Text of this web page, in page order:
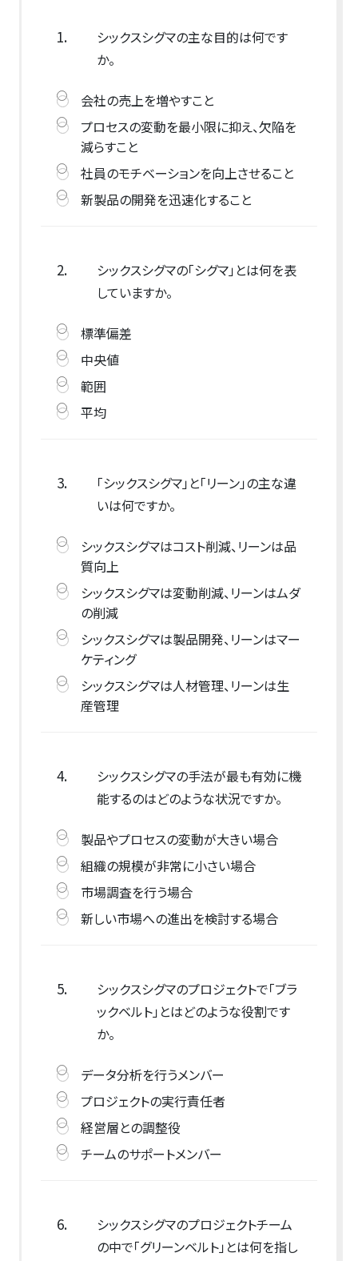
1.
シックスシグマの主な目的は何です
か。
会社の売上を増やすこと
プロセスの変動を最小限に抑え、欠陥を
減らすこと
社員のモチベーションを向上させること
新製品の開発を迅速化すること
2.
シックスシグマの「シグマ」とは何を表
していますか。
標準偏差
中央値
範囲
平均
3.
「シックスシグマ」と「リーン」の主な違
いは何ですか。
シックスシグマはコスト削減、リーンは品
質向上
シックスシグマは変動削減、リーンはムダ
の削減
シックスシグマは製品開発、リーンはマー
ケティング
シックスシグマは人材管理、リーンは生
産管理
4.
シックスシグマの手法が最も有効に機
能するのはどのような状況ですか。
製品やプロセスの変動が大きい場合
組織の規模が非常に小さい場合
市場調査を行う場合
新しい市場への進出を検討する場合
5.
シックスシグマのプロジェクトで「ブラ
ックベルト」とはどのような役割です
か。
データ分析を行うメンバー
プロジェクトの実行責任者
経営層との調整役
チームのサポートメンバー
6.
シックスシグマのプロジェクトチーム
の中で「グリーンベルト」とは何を指し